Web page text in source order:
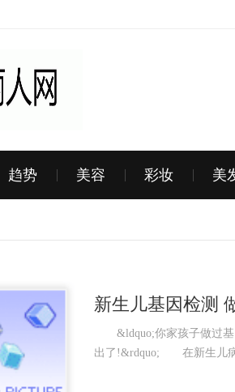
趋势 美容 彩妆 美
新生儿基因检测
&ldquo;你家孩子做过基
出了!&rdquo; 在新生儿病